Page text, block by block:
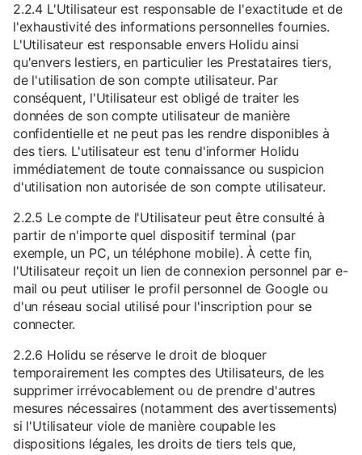
2.2.4 L'Utilisateur est responsable de l'exactitude et de
l'exhaustivité des informations personnelles fournies.
L'Utilisateur est responsable envers Holidu ainsi
qu'envers lestiers, en particulier les Prestataires tiers,
de l'utilisation de son compte utilisateur. Par
conséquent, l'Utilisateur est obligé de traiter les
données de son compte utilisateur de manière
confidentielle et ne peut pas les rendre disponibles à
des tiers. L'utilisateur est tenu d'informer Holidu
immédiatement de toute connaissance ou suspicion
d'utilisation non autorisée de son compte utilisateur.
2.2.5 Le compte de l'Utilisateur peut être consulté à
partir de n'importe quel dispositif terminal (par
exemple, un PC, un téléphone mobile). À cette fin,
l'Utilisateur reçoit un lien de connexion personnel par e-
mail ou peut utiliser le profil personnel de Google ou
d'un réseau social utilisé pour l'inscription pour se
connecter.
2.2.6 Holidu se réserve le droit de bloquer
temporairement les comptes des Utilisateurs, de les
supprimer irrévocablement ou de prendre d'autres
mesures nécessaires (notamment des avertissements)
si l'Utilisateur viole de manière coupable les
dispositions légales, les droits de tiers tels que,